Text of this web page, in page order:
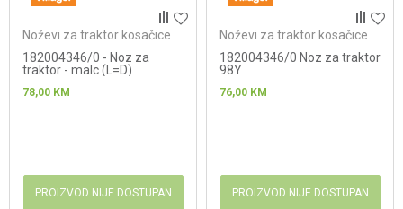
Noževi za traktor kosačice
182004346/0 - Noz za
traktor - malc (L=D)
78,00 KM
PROIZVOD NIJE DOSTUPAN
Noževi za traktor kosačice
182004346/0 Noz za traktor
98Y
76,00 KM
PROIZVOD NIJE DOSTUPAN